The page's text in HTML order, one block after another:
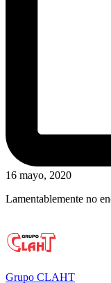
16 mayo, 2020
Lamentablemente no
Grupo CLAHT